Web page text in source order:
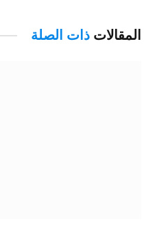
المقالات ذات الصلة